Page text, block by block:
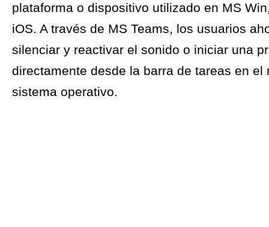
plataforma o dispositivo utilizado en MS
iOS. A través de MS Teams, los usuarios
silenciar y reactivar el sonido o iniciar una
directamente desde la barra de tareas en el
sistema operativo.